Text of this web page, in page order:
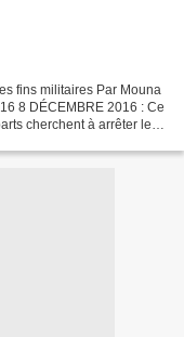
fins militaires Par Mouna
8 DÉCEMBRE 2016 : Ce
cherchent à arrêter les